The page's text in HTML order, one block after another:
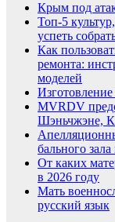
Крым под
Топ-5
успеть
Как
ремонта:
моделей
MVRDV
Шэньчжэне,
бального
От каких
в 2026 году
Мать
русский язык